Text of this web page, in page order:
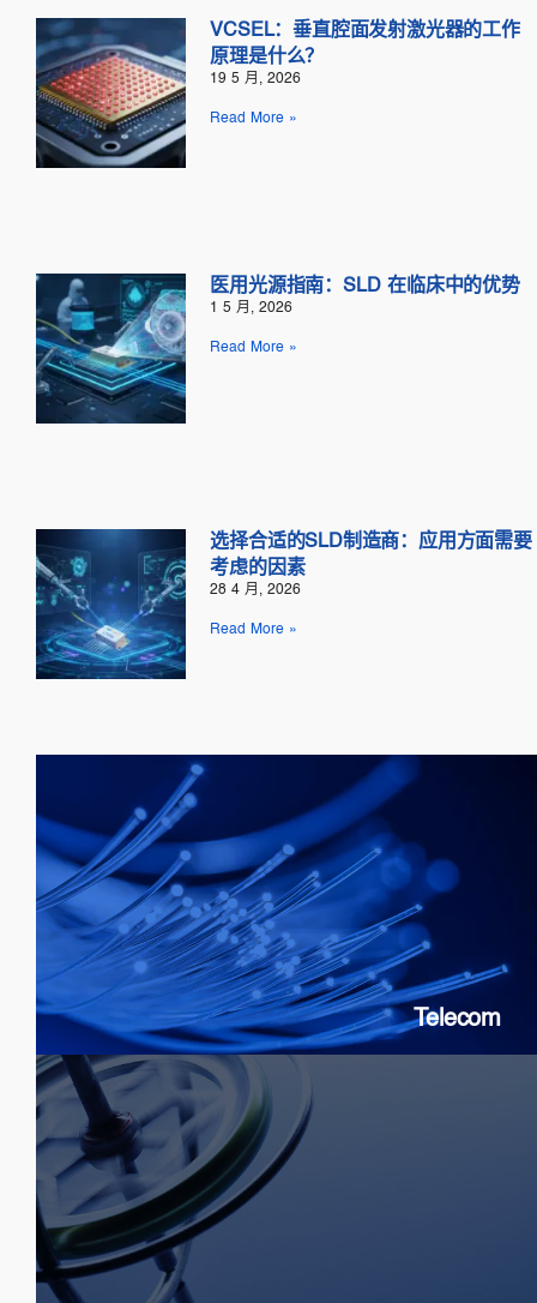
VCSEL：垂直腔面发射激光器的工作
原理是什么？
19 5 月, 2026
Read More »
医用光源指南：SLD 在临床中的优势
1 5 月, 2026
Read More »
选择合适的SLD制造商：应用方面需要
考虑的因素
28 4 月, 2026
Read More »
Telecom
Telecom
SOAs: 10G & 25G
DFB
FP Lasers
PICs
Sensor
SLDs: Gyroscopes, Current, Strain
SOAs: High extinction ratio
DFB: Gas & Chemical sensing